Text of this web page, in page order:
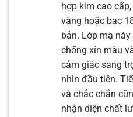
hợp kim cao
vàng hoặc bạc
bản. Lớp mạ
chống xỉn màu
cảm giác sang
nhìn đầu tiên.
và chắc chắn
nhận diện chất